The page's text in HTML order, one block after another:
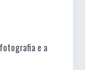
e a